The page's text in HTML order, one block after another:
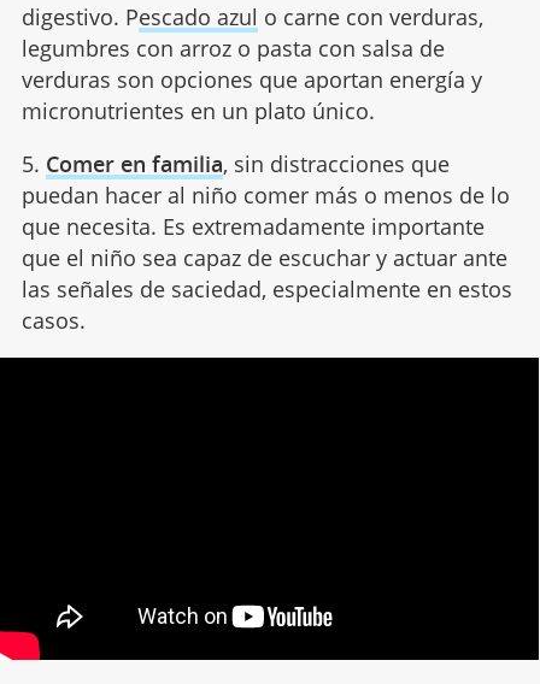
digestivo. Pescado azul o carne con verduras,
legumbres con arroz o pasta con salsa de
verduras son opciones que aportan energía y
micronutrientes en un plato único.
5. Comer en familia, sin distracciones que
puedan hacer al niño comer más o menos de lo
que necesita. Es extremadamente importante
que el niño sea capaz de escuchar y actuar ante
las señales de saciedad, especialmente en estos
casos.